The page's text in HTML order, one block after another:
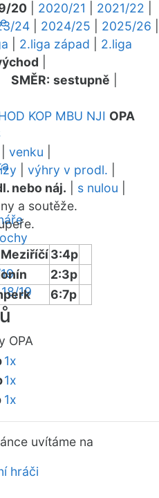
19
hráči
20 2020/21 2021/22
24 2024/25 2025/26
2.liga západ
2.liga
SMĚR: sestupně
KOP MBU NJI OPA
venku
výhry v prodl.
nebo náj. s nulou
a soutěže.
Meziříčí3:4p
2:3p
6:7p
OPA
1x
1x
1x
uvítáme na